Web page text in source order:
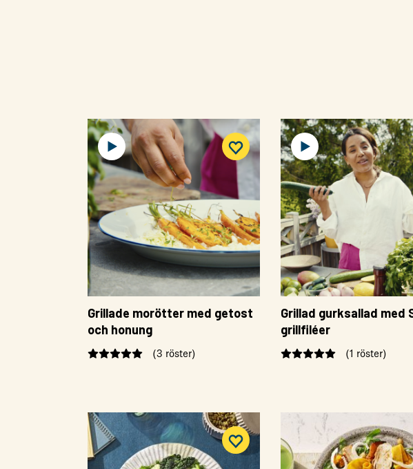
Grillade morötter med getost
och honung
(3 röster)
Grillad gurksallad med
grillfiléer
(1 röster)